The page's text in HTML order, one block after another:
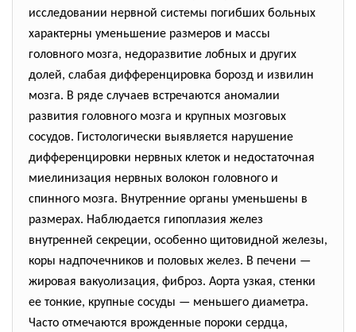
исследовании нервной системы погибших больных
характерны уменьшение размеров и массы
головного мозга, недоразвитие лобных и других
долей, слабая дифференцировка борозд и извилин
мозга. В ряде случаев встречаются аномалии
развития головного мозга и крупных мозговых
сосудов. Гистологически выявляется нарушение
дифференцировки нервных клеток и недостаточная
миелинизация нервных волокон головного и
спинного мозга. Внутренние органы уменьшены в
размерах. Наблюдается гипоплазия желез
внутренней секреции, особенно щитовидной железы,
коры надпочечников и половых желез. В печени —
жировая вакуолизация, фиброз. Аорта узкая, стенки
ее тонкие, крупные сосуды — меньшего диаметра.
Часто отмечаются врожденные пороки сердца,